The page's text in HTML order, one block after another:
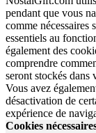
pendant que vous
comme nécessaires
essentiels au
également des
comprendre
seront stockés dans
Vous avez
désactivation de
expérience de
Cookies